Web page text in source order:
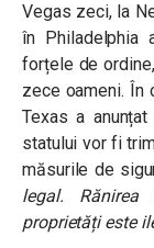
Vegas zeci, la
în Philadelphia
forțele de
zece oameni. În
Texas a
statului vor fi
măsurile de
legal.
proprietăți este